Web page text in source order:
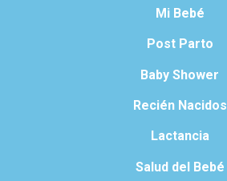
Mi Bebé
Post Parto
Baby Shower
Recién Nacidos
Lactancia
Salud del Bebé